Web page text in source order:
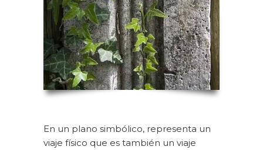
En un plano simbólico, representa un
viaje físico que es también un viaje